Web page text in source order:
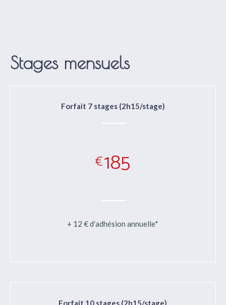
Stages mensuels
Forfait 7 stages (2h15/stage)
€185
+ 12 € d′adhésion annuelle*
Forfait 10 stages (2h15/stage)